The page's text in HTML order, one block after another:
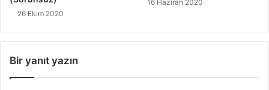
26 Ekim 2020
16 Haziran 2020
Bir yanıt yazın